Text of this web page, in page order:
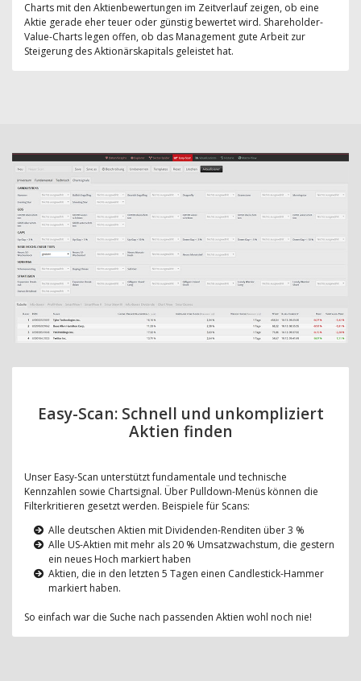
Charts mit den Aktienbewertungen im Zeitverlauf zeigen, ob eine
Aktie gerade eher teuer oder günstig bewertet wird. Shareholder-
Value-Charts legen offen, ob das Management gute Arbeit zur
Steigerung des Aktionärskapitals geleistet hat.
Easy-Scan: Schnell und unkompliziert
Aktien finden
Unser Easy-Scan unterstützt fundamentale und technische
Kennzahlen sowie Chartsignal. Über Pulldown-Menüs können die
Filterkritieren gesetzt werden. Beispiele für Scans:
Alle deutschen Aktien mit Dividenden-Renditen über 3 %
Alle US-Aktien mit mehr als 20 % Umsatzwachstum, die gestern
ein neues Hoch markiert haben
Aktien, die in den letzten 5 Tagen einen Candlestick-Hammer
markiert haben.
So einfach war die Suche nach passenden Aktien wohl noch nie!